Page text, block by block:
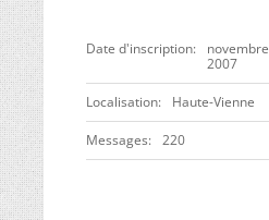
Date d'inscription
novembre
2007
Localisation Haute-Vienne
Messages 220